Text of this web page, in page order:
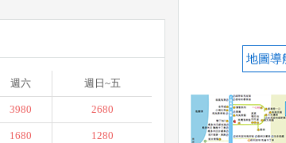
週六 週日~五
3980 2680
1680 1280
地圖導